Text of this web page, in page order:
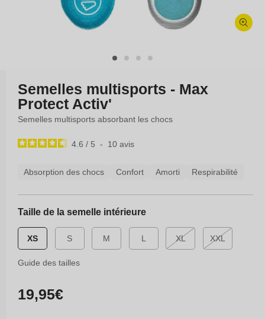
fenêtre
modale
Semelles multisports - Max
Protect Activ'
Semelles multisports absorbant les chocs
4.6 / 5 - 10 avis
Absorption des chocs Confort Amorti Respirabilité
Taille de la semelle intérieure
XS S M L XLVariante
épuisée
XXL
Variante
Guide des tailles
Prix
habituel
19,95€